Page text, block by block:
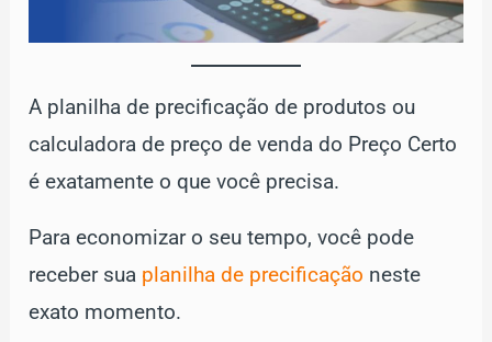
A planilha de precificação de produtos ou
calculadora de preço de venda do Preço Certo
é exatamente o que você precisa.
Para economizar o seu tempo, você pode
receber sua planilha de precificação neste
exato momento.